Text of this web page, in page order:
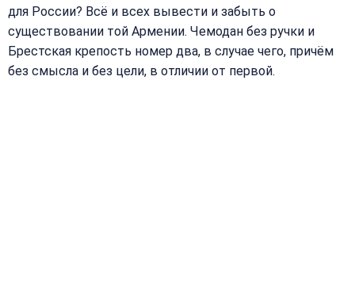
для России? Всё и всех вывести и забыть о
существовании той Армении. Чемодан без ручки и
Брестская крепость номер два, в случае чего, причём
без смысла и без цели, в отличии от первой.